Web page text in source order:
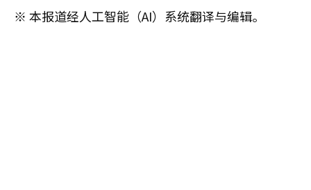
※ 本报道经人工智能（AI）系统翻译与编辑。